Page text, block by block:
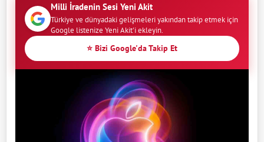
Milli İradenin Sesi Yeni Akit
Türkiye ve dünyadaki gelişmeleri yakından takip etmek için
Google listenize Yeni Akit'i ekleyin.
⭐ Bizi Google'da Takip Et